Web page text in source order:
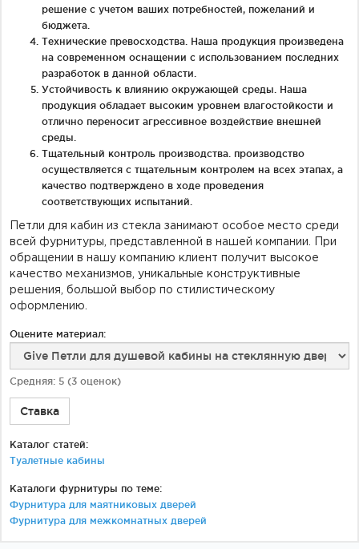
решение с учетом ваших потребностей, пожеланий и
бюджета.
Технические превосходства. Наша продукция произведена
на современном оснащении с использованием последних
разработок в данной области.
Устойчивость к влиянию окружающей среды. Наша
продукция обладает высоким уровнем влагостойкости и
отлично переносит агрессивное воздействие внешней
среды.
Тщательный контроль производства. производство
осуществляется с тщательным контролем на всех этапах, а
качество подтверждено в ходе проведения
соответствующих испытаний.
Петли для кабин из стекла занимают особое место среди
всей фурнитуры, представленной в нашей компании. При
обращении в нашу компанию клиент получит высокое
качество механизмов, уникальные конструктивные
решения, большой выбор по стилистическому
оформлению.
Оцените материал:
Средняя: 5 (3 оценок)
Ставка
Каталог статей:
Туалетные кабины
Каталоги фурнитуры по теме:
Фурнитура для маятниковых дверей
Фурнитура для межкомнатных дверей